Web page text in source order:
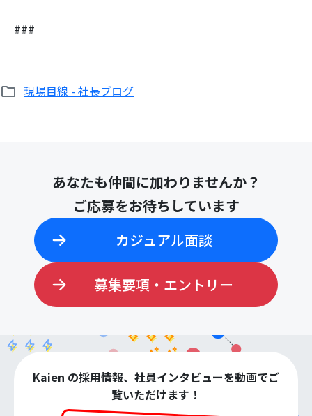
###
現場目線 - 社長ブログ
あなたも仲間に加わりませんか？
ご応募をお待ちしています
カジュアル面談
募集要項・エントリー
Kaien の採用情報、社員インタビューを動画でご
覧いただけます！